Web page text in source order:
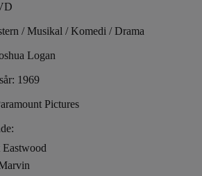
/ Musikal / Komedi / Drama
Logan
1969
Pictures